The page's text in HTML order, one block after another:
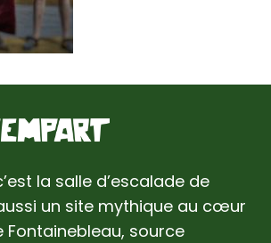
la salle d’escalade de
un site mythique au cœur
Fontainebleau, source